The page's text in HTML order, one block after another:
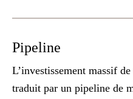
Pipeline
L’investissement massif
traduit par un pipeline de